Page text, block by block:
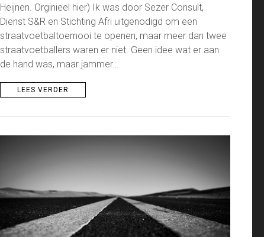
Heijnen. Orginieel hier) Ik was door Sezer Consult,
Dienst S&R en Stichting Afri uitgenodigd om een
straatvoetbaltoernooi te openen, maar meer dan twee
straatvoetballers waren er niet. Geen idee wat er aan
de hand was, maar jammer…
LEES VERDER